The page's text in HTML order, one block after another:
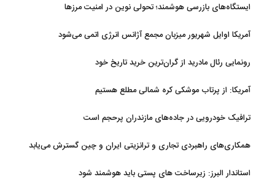
ایستگاه‌های بازرسی هوشمند؛ تحولی نوین در امنیت مرزها
آمریکا اوایل شهریور میزبان مجمع آژانس انرژی اتمی می‌شود
رونمایی رئال مادرید از گران‌ترین خرید تاریخ خود
آمریکا: از پرتاب موشکی کره شمالی مطلع هستیم
ترافیک خودرویی در جاده‌های مازندران پرحجم است
همکاری‌های راهبردی تجاری و ترانزیتی ایران و چین گسترش می‌یابد
استاندار البرز: زیرساخت های پستی باید هوشمند شود